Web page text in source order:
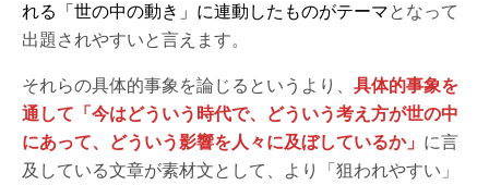
れる「世の中の動き」に連動したものがテーマとなって
出題されやすいと言えます。
それらの具体的事象を論じるというより、 具体的事象を
通して「今はどういう時代で、どういう考え方が世の中
にあって、どういう影響を人々に及ぼしているか」 に言
及している文章が素材文として、より「狙われやすい」